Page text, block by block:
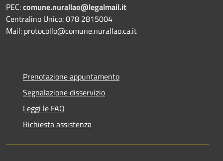
PEC:comune.nurallao@legalmail.it
Centralino Unico: 078 2815004
Mail: protocollo@comune.nurallao.ca.it
Prenotazione appuntamento
Segnalazione disservizio
Leggi le FAQ
Richiesta assistenza